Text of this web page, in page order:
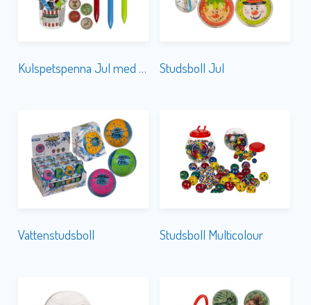
Kulspetspenna Jul med Studsboll Studsboll Jul
Vattenstudsboll Studsboll Multicolour